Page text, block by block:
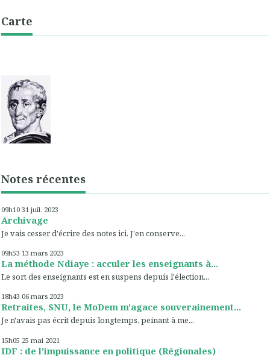
Carte
Notes récentes
09h10 31 juil. 2023
Archivage
Je vais cesser d'écrire des notes ici. J'en conserve...
09h53 13 mars 2023
La méthode Ndiaye : acculer les enseignants à...
Le sort des enseignants est en suspens depuis l'élection...
18h43 06 mars 2023
Retraites, SNU, le MoDem m'agace souverainement...
Je n'avais pas écrit depuis longtemps, peinant à me...
15h05 25 mai 2021
IDF : de l'impuissance en politique (Régionales)